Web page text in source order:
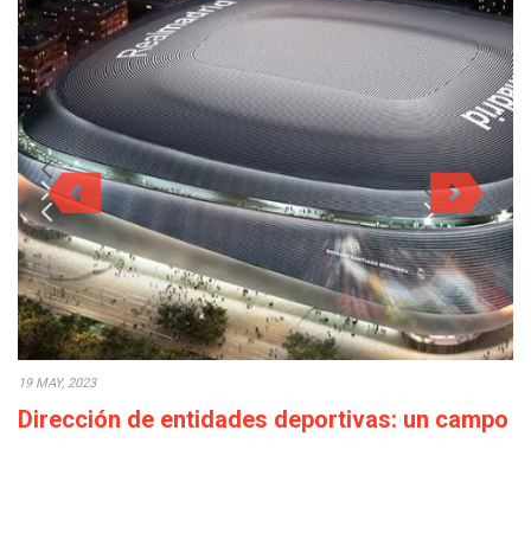
19 MAY, 2023
Dirección de entidades deportivas: un campo